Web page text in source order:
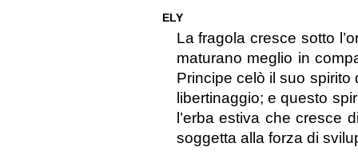
ELY
La fragola cresce sotto
maturano meglio in
Principe celò il suo
libertinaggio; e questo
l’erba estiva che cresce
soggetta alla forza di